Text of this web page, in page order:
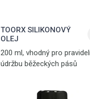
TOORX SILIKONOVÝ
OLEJ
200 ml, vhodný pro
údržbu běžeckých pásů